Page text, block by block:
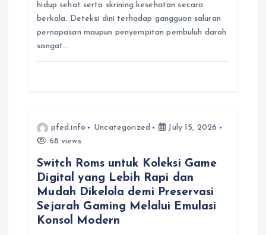
hidup sehat serta skrining kesehatan secara
berkala. Deteksi dini terhadap gangguan saluran
pernapasan maupun penyempitan pembuluh darah
sangat…
pfed.info Uncategorized
July 15, 2026
68 views
Switch Roms untuk Koleksi Game
Digital yang Lebih Rapi dan
Mudah Dikelola demi Preservasi
Sejarah Gaming Melalui Emulasi
Konsol Modern